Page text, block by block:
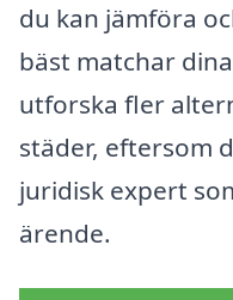
du kan jämföra
bäst matchar
utforska fler
städer, eftersom
juridisk expert
ärende.